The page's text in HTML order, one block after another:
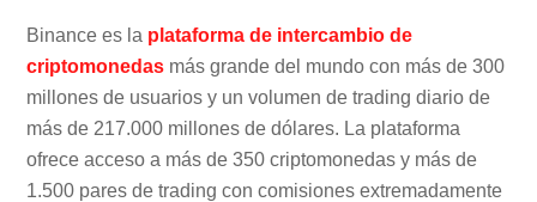
Binance es la plataforma de intercambio de
criptomonedas más grande del mundo con más de 300
millones de usuarios y un volumen de trading diario de
más de 217.000 millones de dólares. La plataforma
ofrece acceso a más de 350 criptomonedas y más de
1.500 pares de trading con comisiones extremadamente